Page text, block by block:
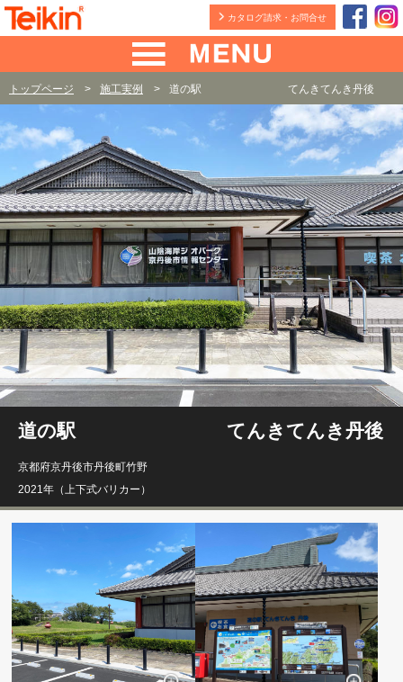
カタログ請求・お問合せ
トップページ 施工実例 道の駅 てんきてんき丹後
道の駅 てんきてんき丹後
京都府京丹後市丹後町竹野
2021年（上下式バリカー）